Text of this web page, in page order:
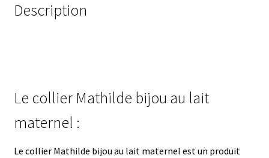
Description
Le collier Mathilde bijou au lait
maternel :
Le collier Mathilde bijou au lait maternel est un produit